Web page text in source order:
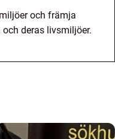
och främja
deras livsmiljöer.